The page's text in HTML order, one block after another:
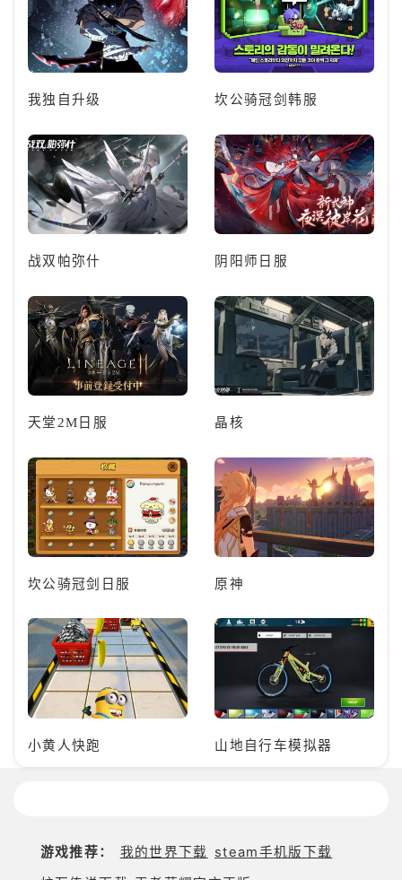
我独自升级 坎公骑冠剑韩服
战双帕弥什 阴阳师日服
天堂2M日服 晶核
坎公骑冠剑日服 原神
小黄人快跑 山地自行车模拟器
游戏推荐： 我的世界下载 steam手机版下载